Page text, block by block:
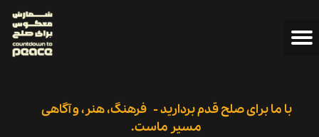
با ما برای صلح قدم بردارید - فرهنگ، هنر، و آگاهی
مسیر ماست.